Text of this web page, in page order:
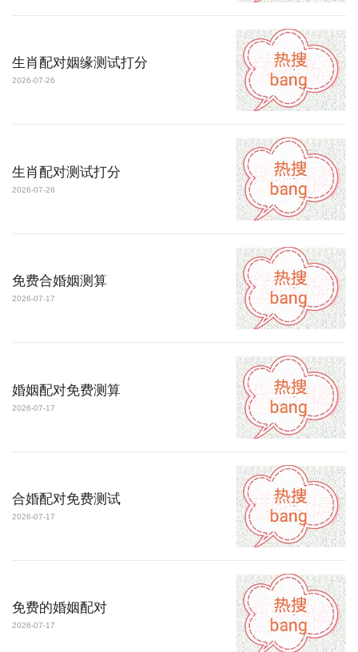
生肖配对姻缘测试打分
2026-07-26
生肖配对测试打分
2026-07-26
免费合婚姻测算
2026-07-17
婚姻配对免费测算
2026-07-17
合婚配对免费测试
2026-07-17
免费的婚姻配对
2026-07-17